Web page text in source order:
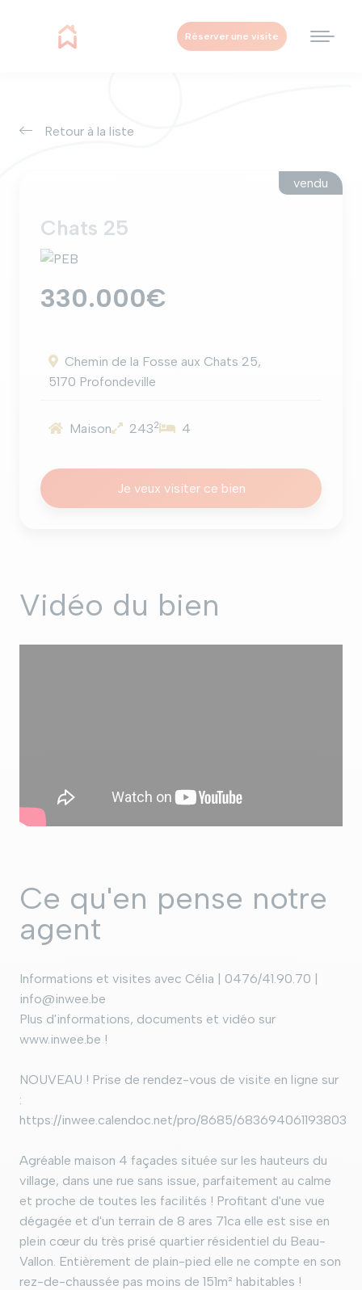
Réserver une visite
Retour à la liste
vendu
Chats 25
330.000€
Chemin de la Fosse aux Chats 25,
5170 Profondeville
Maison 2432 4
Je veux visiter ce bien
Vidéo du bien
Ce qu'en pense notre
agent
Informations et visites avec Célia | 0476/41.90.70 |
info@inwee.be
Plus d'informations, documents et vidéo sur
www.inwee.be !
NOUVEAU ! Prise de rendez-vous de visite en ligne sur
:
https://inwee.calendoc.net/pro/8685/683694061193803
Agréable maison 4 façades située sur les hauteurs du
village, dans une rue sans issue, parfaitement au calme
et proche de toutes les facilités ! Profitant d'une vue
dégagée et d'un terrain de 8 ares 71ca elle est sise en
plein cœur du très prisé quartier résidentiel du Beau-
Vallon. Entièrement de plain-pied elle ne compte en son
rez-de-chaussée pas moins de 151m² habitables !